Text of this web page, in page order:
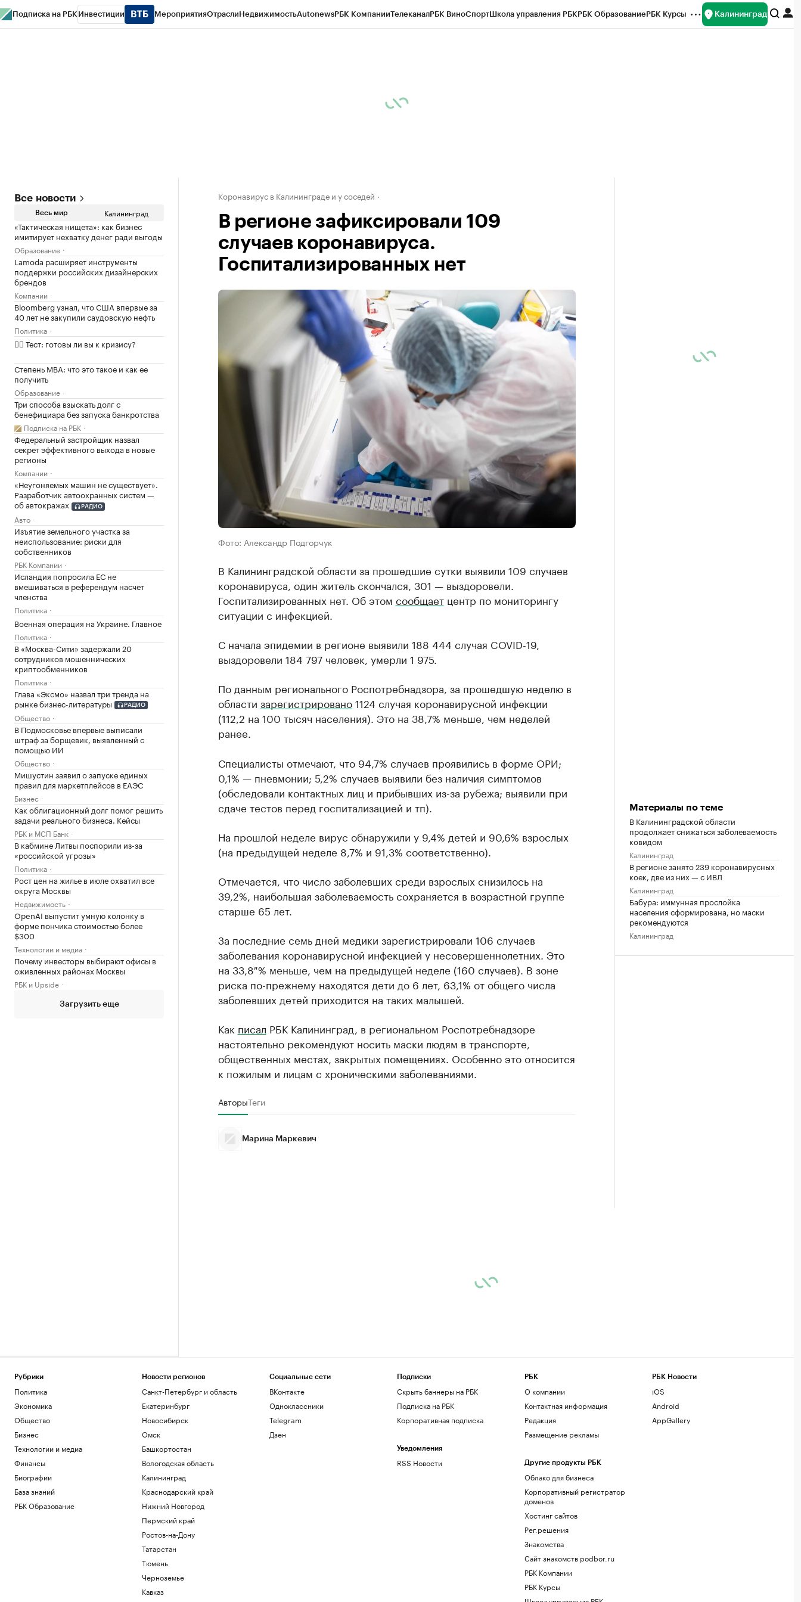
Подписка на РБК Инвестиции МероприятияОтраслиНедвижимостьAutonewsРБК КомпанииТелеканалРБК ВиноСпортШкола управления РБКРБК ОбразованиеРБК Курсы Калининград
Все новости
Весь мир Калининград
«Тактическая нищета»: как бизнес
имитирует нехватку денег ради выгоды
Образование
Lamoda расширяет инструменты
поддержки российских дизайнерских
брендов
Компании
Bloomberg узнал, что США впервые за
40 лет не закупили саудовскую нефть
Политика
✍🏻 Тест: готовы ли вы к кризису?
Степень MBA: что это такое и как ее
получить
Образование
Три способа взыскать долг с
бенефициара без запуска банкротства
Подписка на РБК
Федеральный застройщик назвал
секрет эффективного выхода в новые
регионы
Компании
«Неугоняемых машин не существует».
Разработчик автоохранных систем —
об автокражах
РАДИО
Авто
Изъятие земельного участка за
неиспользование: риски для
собственников
РБК Компании
Исландия попросила ЕС не
вмешиваться в референдум насчет
членства
Политика
Военная операция на Украине. Главное
Политика
В «Москва-Сити» задержали 20
сотрудников мошеннических
криптообменников
Политика
Глава «Эксмо» назвал три тренда на
рынке бизнес-литературы
РАДИО
Общество
В Подмосковье впервые выписали
штраф за борщевик, выявленный с
помощью ИИ
Общество
Мишустин заявил о запуске единых
правил для маркетплейсов в ЕАЭС
Бизнес
Как облигационный долг помог решить
задачи реального бизнеса. Кейсы
РБК и МСП Банк
В кабмине Литвы поспорили из-за
«российской угрозы»
Политика
Рост цен на жилье в июле охватил все
округа Москвы
Недвижимость
OpenAI выпустит умную колонку в
форме пончика стоимостью более
$300
Технологии и медиа
Почему инвесторы выбирают офисы в
оживленных районах Москвы
РБК и Upside
Загрузить еще
Коронавирус в Калининграде и у соседей
В регионе зафиксировали 109
случаев коронавируса.
Госпитализированных нет
Фото: Александр Подгорчук
В Калининградской области за прошедшие сутки выявили 109 случаев
коронавируса, один житель скончался, 301 — выздоровели.
Госпитализированных нет. Об этом сообщаетцентр по мониторингу
ситуации с инфекцией.
С начала эпидемии в регионе выявили 188 444 случая COVID-19,
выздоровели 184 797 человек, умерли 1 975.
По данным регионального Роспотребнадзора, за прошедшую неделю в
области зарегистрировано1124 случая коронавирусной инфекции
(112,2 на 100 тысяч населения). Это на 38,7% меньше, чем неделей
ранее.
Специалисты отмечают, что 94,7% случаев проявились в форме ОРИ;
0,1% — пневмонии; 5,2% случаев выявили без наличия симптомов
(обследовали контактных лиц и прибывших из-за рубежа; выявили при
сдаче тестов перед госпитализацией и тп).
На прошлой неделе вирус обнаружили у 9,4% детей и 90,6% взрослых
(на предыдущей неделе 8,7% и 91,3% соответственно).
Отмечается, что число заболевших среди взрослых снизилось на
39,2%, наибольшая заболеваемость сохраняется в возрастной группе
старше 65 лет.
За последние семь дней медики зарегистрировали 106 случаев
заболевания коронавирусной инфекцией у несовершеннолетних. Это
на 33,8 % меньше, чем на предыдущей неделе (160 случаев). В зоне
риска по-прежнему находятся дети до 6 лет, 63,1% от общего числа
заболевших детей приходится на таких малышей.
Как писал РБК Калининград, в региональном Роспотребнадзоре
настоятельно рекомендуют носить маски людям в транспорте,
общественных местах, закрытых помещениях. Особенно это относится
к пожилым и лицам с хроническими заболеваниями.
АвторыТеги
Марина Маркевич
Материалы по теме
В Калининградской области
продолжает снижаться заболеваемость
ковидом
Калининград
В регионе занято 239 коронавирусных
коек, две из них — с ИВЛ
Калининград
Бабура: иммунная прослойка
населения сформирована, но маски
рекомендуются
Калининград
Рубрики
Политика
Экономика
Общество
Бизнес
Технологии и медиа
Финансы
Биографии
База знаний
РБК Образование
Новости регионов
Санкт-Петербург и область
Екатеринбург
Новосибирск
Омск
Башкортостан
Вологодская область
Калининград
Краснодарский край
Нижний Новгород
Пермский край
Ростов-на-Дону
Татарстан
Тюмень
Черноземье
Кавказ
Социальные сети
ВКонтакте
Одноклассники
Telegram
Дзен
Подписки
Скрыть баннеры на РБК
Подписка на РБК
Корпоративная подписка
Уведомления
RSS Новости
РБК
О компании
Контактная информация
Редакция
Размещение рекламы
Другие продукты РБК
Облако для бизнеса
Корпоративный регистратор
доменов
Хостинг сайтов
Рег.решения
Знакомства
Сайт знакомств podbor.ru
РБК Компании
РБК Курсы
РБК Новости
iOS
Android
AppGallery